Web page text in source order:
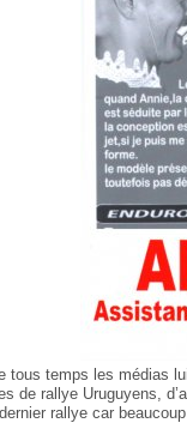
tous temps les médias
de rallye Uruguyens,
rallye car